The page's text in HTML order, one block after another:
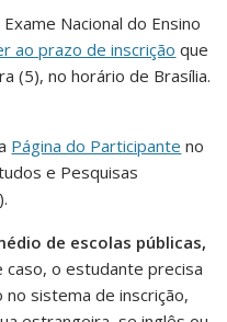
Nacional do Ensino
ao prazo de inscrição que
(5), no horário de Brasília.
Página do Participante no
e Pesquisas
de escolas públicas,
caso, o estudante precisa
sistema de inscrição,